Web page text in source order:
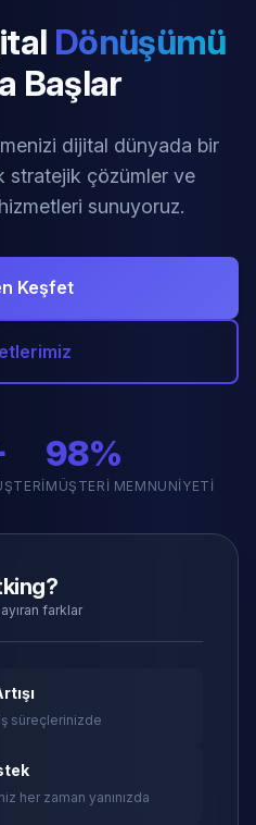
Dönüşümü
Başlar
dijital dünyada bir
stratejik çözümler ve
sunuyoruz.
Keşfet
98%
MÜŞTERI MEMNUNIYETI
farklar
süreçlerinizde
her zaman yanınızda